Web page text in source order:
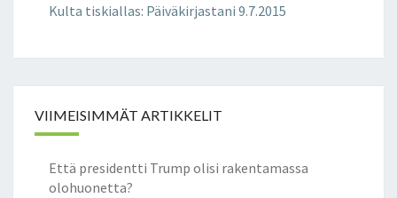
Kulta tiskiallas: Päiväkirjastani 9.7.2015
VIIMEISIMMÄT ARTIKKELIT
Että presidentti Trump olisi rakentamassa
olohuonetta?